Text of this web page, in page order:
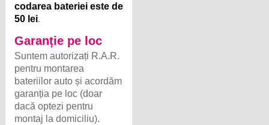
codarea bateriei este de
50 lei.
Garanție pe loc
Suntem autorizați R.A.R.
pentru montarea
bateriilor auto și acordăm
garanția pe loc (doar
dacă optezi pentru
montaj la domiciliu).